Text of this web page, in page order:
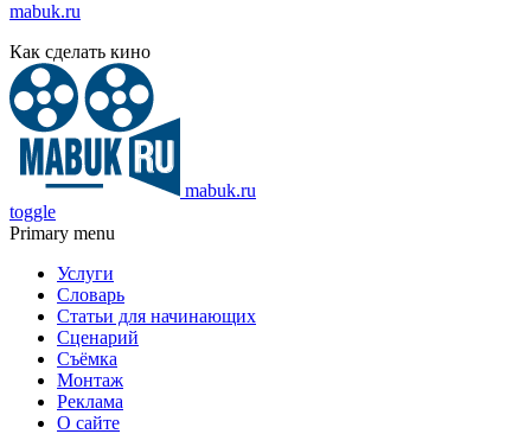
mabuk.ru
Как сделать кино
mabuk.ru
toggle
Primary menu
Услуги
Словарь
Статьи для начинающих
Сценарий
Съёмка
Монтаж
Реклама
О сайте